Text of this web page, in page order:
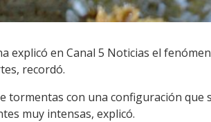
explicó en Canal 5 Noticias el
recordó.
tormentas con una configuración que
muy intensas, explicó.